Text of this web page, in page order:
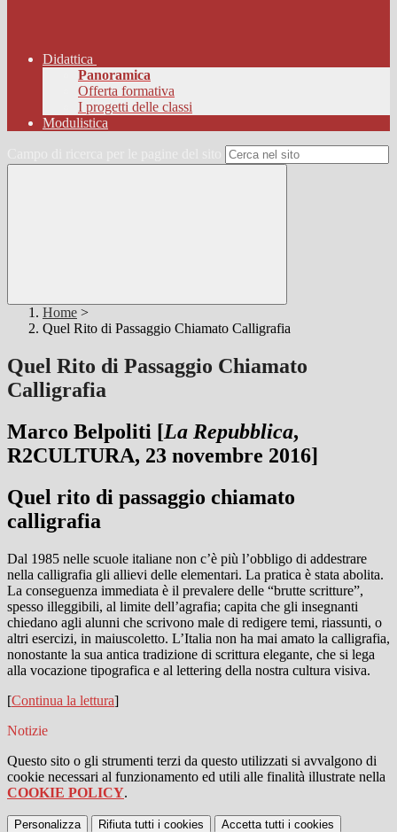
Didattica
Panoramica
Offerta formativa
I progetti delle classi
Modulistica
Home >
Quel Rito di Passaggio Chiamato Calligrafia
Quel Rito di Passaggio Chiamato
Calligrafia
Marco Belpoliti [La Repubblica,
R2CULTURA, 23 novembre 2016]
Quel rito di passaggio chiamato
calligrafia
Dal 1985 nelle scuole italiane non c’è più l’obbligo di addestrare
nella calligrafia gli allievi delle elementari. La pratica è stata abolita.
La conseguenza immediata è il prevalere delle “brutte scritture”,
spesso illeggibili, al limite dell’agrafia; capita che gli insegnanti
chiedano agli alunni che scrivono male di redigere temi, riassunti, o
altri esercizi, in maiuscoletto. L’Italia non ha mai amato la calligrafia,
nonostante la sua antica tradizione di scrittura elegante, che si lega
alla vocazione tipografica e al lettering della nostra cultura visiva.
[Continua la lettura]
Notizie
Questo sito o gli strumenti terzi da questo utilizzati si avvalgono di
cookie necessari al funzionamento ed utili alle finalità illustrate nella
COOKIE POLICY.
Personalizza Rifiuta tutti i cookies Accetta tutti i cookies